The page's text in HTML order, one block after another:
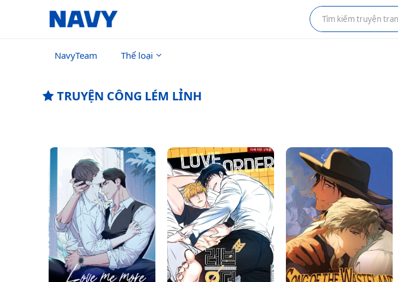
NavyTeam Thể loại
TRUYỆN CÔNG LÉM LỈNH